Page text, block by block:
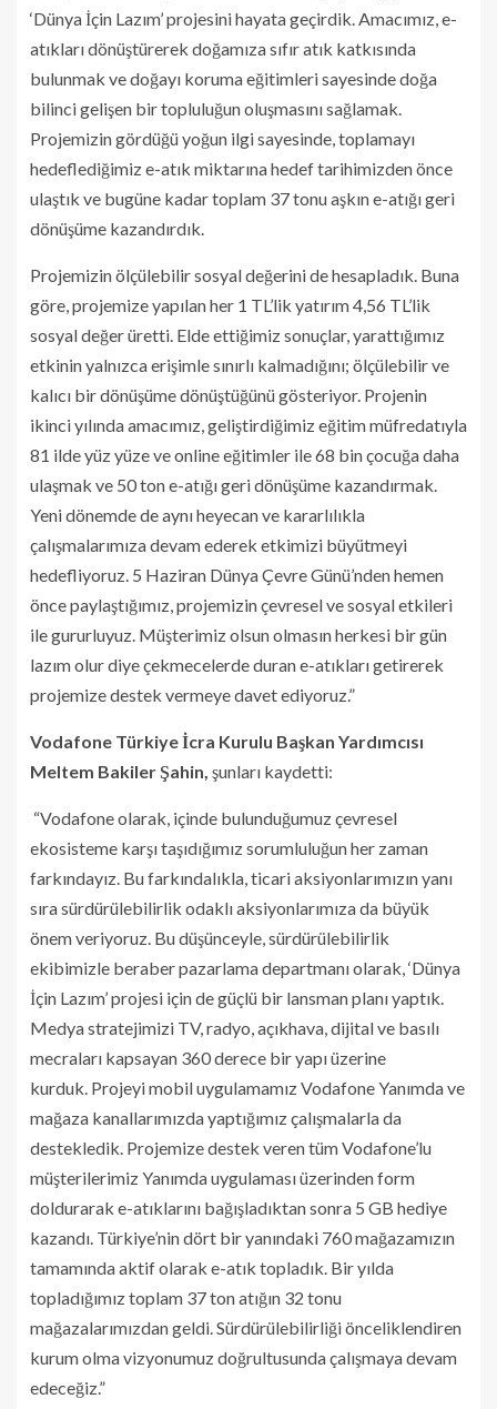
‘Dünya İçin Lazım’ projesini hayata geçirdik. Amacımız, e-
atıkları dönüştürerek doğamıza sıfır atık katkısında
bulunmak ve doğayı koruma eğitimleri sayesinde doğa
bilinci gelişen bir topluluğun oluşmasını sağlamak.
Projemizin gördüğü yoğun ilgi sayesinde, toplamayı
hedeflediğimiz e-atık miktarına hedef tarihimizden önce
ulaştık ve bugüne kadar toplam 37 tonu aşkın e-atığı geri
dönüşüme kazandırdık.
Projemizin ölçülebilir sosyal değerini de hesapladık. Buna
göre, projemize yapılan her 1 TL’lik yatırım 4,56 TL’lik
sosyal değer üretti. Elde ettiğimiz sonuçlar, yarattığımız
etkinin yalnızca erişimle sınırlı kalmadığını; ölçülebilir ve
kalıcı bir dönüşüme dönüştüğünü gösteriyor. Projenin
ikinci yılında amacımız, geliştirdiğimiz eğitim müfredatıyla
81 ilde yüz yüze ve online eğitimler ile 68 bin çocuğa daha
ulaşmak ve 50 ton e-atığı geri dönüşüme kazandırmak.
Yeni dönemde de aynı heyecan ve kararlılıkla
çalışmalarımıza devam ederek etkimizi büyütmeyi
hedefliyoruz. 5 Haziran Dünya Çevre Günü’nden hemen
önce paylaştığımız, projemizin çevresel ve sosyal etkileri
ile gururluyuz. Müşterimiz olsun olmasın herkesi bir gün
lazım olur diye çekmecelerde duran e-atıkları getirerek
projemize destek vermeye davet ediyoruz.”
Vodafone Türkiye İcra Kurulu Başkan Yardımcısı
Meltem Bakiler Şahin, şunları kaydetti:
“Vodafone olarak, içinde bulunduğumuz çevresel
ekosisteme karşı taşıdığımız sorumluluğun her zaman
farkındayız. Bu farkındalıkla, ticari aksiyonlarımızın yanı
sıra sürdürülebilirlik odaklı aksiyonlarımıza da büyük
önem veriyoruz. Bu düşünceyle, sürdürülebilirlik
ekibimizle beraber pazarlama departmanı olarak, ‘Dünya
İçin Lazım’ projesi için de güçlü bir lansman planı yaptık.
Medya stratejimizi TV, radyo, açıkhava, dijital ve basılı
mecraları kapsayan 360 derece bir yapı üzerine
kurduk. Projeyi mobil uygulamamız Vodafone Yanımda ve
mağaza kanallarımızda yaptığımız çalışmalarla da
destekledik. Projemize destek veren tüm Vodafone’lu
müşterilerimiz Yanımda uygulaması üzerinden form
doldurarak e-atıklarını bağışladıktan sonra 5 GB hediye
kazandı. Türkiye’nin dört bir yanındaki 760 mağazamızın
tamamında aktif olarak e-atık topladık. Bir yılda
topladığımız toplam 37 ton atığın 32 tonu
mağazalarımızdan geldi. Sürdürülebilirliği önceliklendiren
kurum olma vizyonumuz doğrultusunda çalışmaya devam
edeceğiz.”